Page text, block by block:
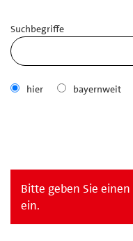
Suchbegriffe
hier bayernweit
Bitte geben Sie
ein.